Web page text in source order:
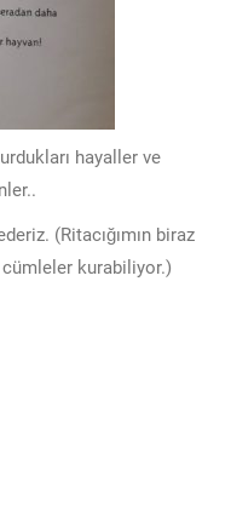
hayaller ve
(Ritacığımın biraz
kurabiliyor.)